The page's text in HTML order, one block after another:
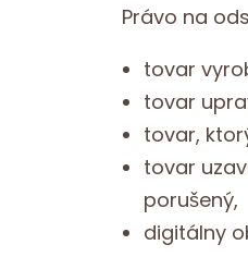
Právo na
tovar
tovar
tovar,
tovar
porušený,
digitálny